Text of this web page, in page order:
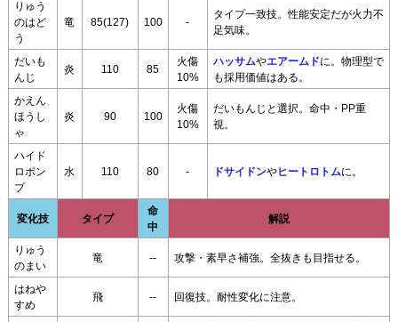
りゅう
のはど
う
竜 85(127) 100 -
タイプ一致技。性能安定だが火力不
足気味。
だいも
んじ
炎 110 85
火傷
10%
ハッサムやエアームドに。物理型で
も採用価値はある。
かえん
ほうし
ゃ
炎 90 100
火傷
10%
だいもんじと選択。命中・PP重
視。
ハイド
ロポン
プ
水 110 80 - ドサイドンやヒートロトムに。
変化技 タイプ
命
中
解説
りゅう
のまい
竜 -- 攻撃・素早さ補強。全抜きも目指せる。
はねや
すめ
飛 -- 回復技。耐性変化に注意。